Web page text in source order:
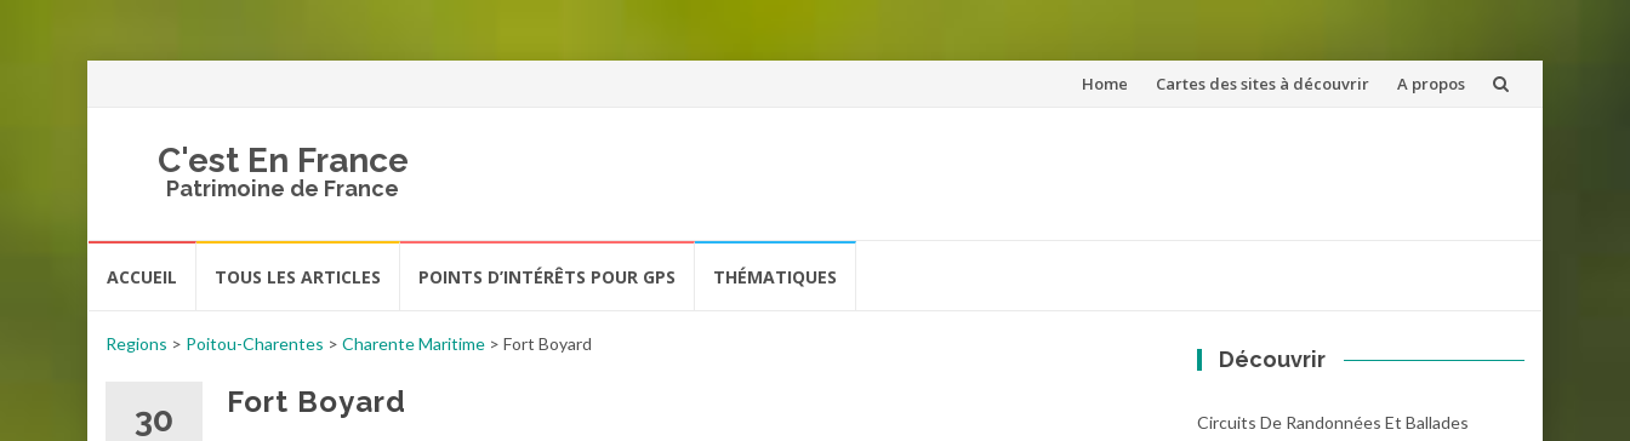
Aller
Home Cartes des sites à découvrir A propos
C'est En France
Patrimoine de France
ACCUEIL TOUS LES ARTICLES POINTS D’INTÉRÊTS POUR GPS THÉMATIQUES
Regions > Poitou-Charentes > Charente Maritime > Fort Boyard
30 Fort Boyard
Découvrir
Circuits De Randonnées Et Ballades